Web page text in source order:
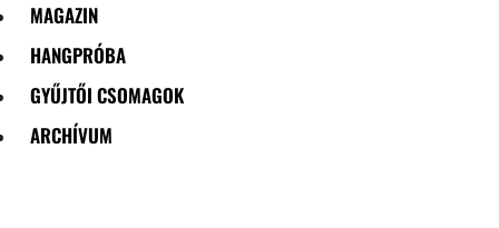
MAGAZIN
HANGPRÓBA
GYŰJTŐI CSOMAGOK
ARCHÍVUM